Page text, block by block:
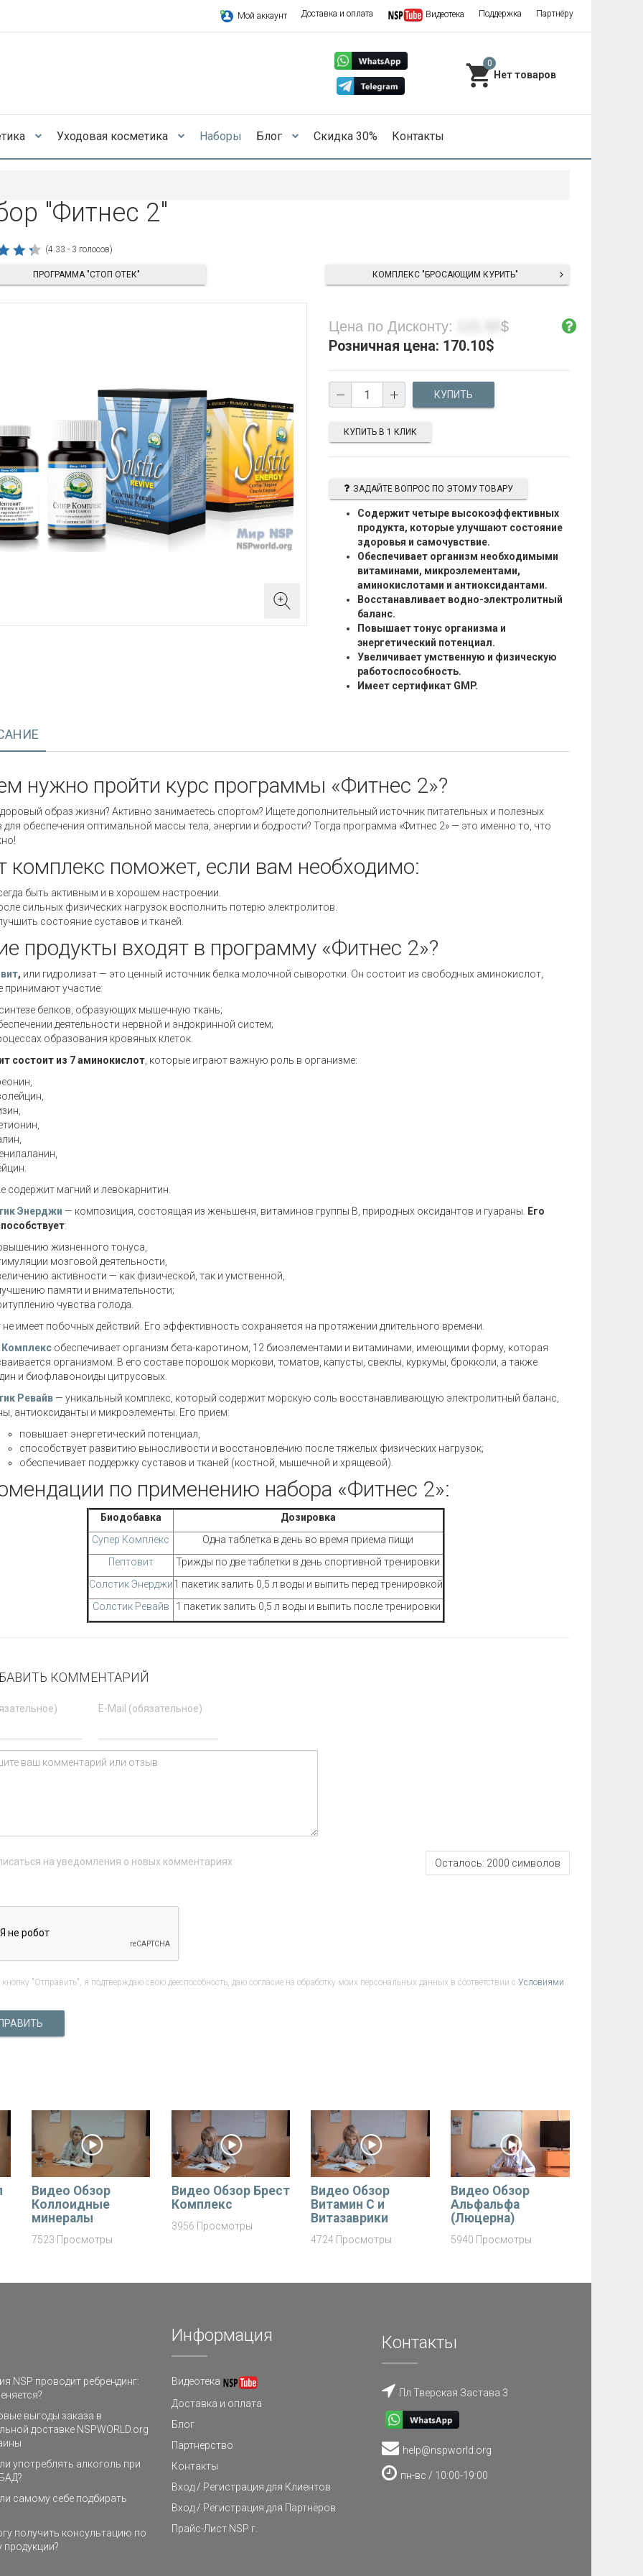
Мой аккаунт Доставка и оплата Видеотека Поддержка Партнёру
0
Уходовая косметика Наборы Блог Скидка 30% Контакты
"Фитнес 2"
(4.33 - 3 голосов)
ПРОГРАММА "СТОП ОТЕК" КОМПЛЕКС "БРОСАЮЩИМ КУРИТЬ"
Цена по Дисконту: 121.50$
Розничная цена: 170.10$
КУПИТЬ В 1 КЛИК
ЗАДАЙТЕ ВОПРОС ПО ЭТОМУ ТОВАРУ
Содержит четыре высокоэффективных
продукта, которые улучшают состояние
здоровья и самочувствие.
Обеспечивает организм необходимыми
витаминами, микроэлементами,
аминокислотами и антиоксидантами.
Восстанавливает водно-электролитный
баланс.
Повышает тонус организма и
энергетический потенциал.
Увеличивает умственную и физическую
работоспособность.
Имеет сертификат GMP.
нужно пройти курс программы «Фитнес 2»?
образ жизни? Активно занимаетесь спортом? Ищете дополнительный источник питательных и полезных
для обеспечения оптимальной массы тела, энергии и бодрости? Тогда программа «Фитнес 2» — это именно то, что
комплекс поможет, если вам необходимо:
быть активным и в хорошем настроении.
сильных физических нагрузок восполнить потерю электролитов.
состояние суставов и тканей.
продукты входят в программу «Фитнес 2»?
, или гидролизат — это ценный источник белка молочной сыворотки. Он состоит из свободных аминокислот,
принимают участие:
белков, образующих мышечную ткань;
деятельности нервной и эндокринной систем;
образования кровяных клеток.
состоит из 7 аминокислот, которые играют важную роль в организме:
содержит магний и левокарнитин.
Энерджи — композиция, состоящая из женьшеня, витаминов группы В, природных оксидантов и гуараны. Его
:
жизненного тонуса,
мозговой деятельности,
активности — как физической, так и умственной,
памяти и внимательности;
чувства голода.
не имеет побочных действий. Его эффективность сохраняется на протяжении длительного времени.
Комплексобеспечивает организм бета-каротином, 12 биоэлементами и витаминами, имеющими форму, которая
организмом. В его составе порошок моркови, томатов, капусты, свеклы, куркумы, брокколи, а также
и биофлавоноиды цитрусовых.
Ревайв— уникальный комплекс, который содержит морскую соль восстанавливающую электролитный баланс,
антиоксиданты и микроэлементы. Его прием:
повышает энергетический потенциал,
способствует развитию выносливости и восстановлению после тяжелых физических нагрузок;
обеспечивает поддержку суставов и тканей (костной, мышечной и хрящевой).
по применению набора «Фитнес 2»:
Биодобавка
Дозировка
Супер Комплекс
Одна таблетка в день во время приема пищи
Пептовит
Трижды по две таблетки в день спортивной тренировки
Солстик Энерджи1 пакетик залить 0,5 л воды и выпить перед тренировкой
Солстик Ревайв
1 пакетик залить 0,5 л воды и выпить после тренировки
КОММЕНТАРИЙ
E-Mail (обязательное)
Осталось: 2000 символов
на уведомления о новых комментариях
"Отправить", я подтверждаю свою дееспособность, даю согласие на обработку моих персональных данных в соответствии с Условиями.
Видео Обзор
Коллоидные
минералы
7523 Просмотры
Видео Обзор Брест
Комплекс
3956 Просмотры
Видео Обзор
Витамин C и
Витазаврики
4724 Просмотры
Видео Обзор
Альфальфа
(Люцерна)
5940 Просмотры
NSP проводит ребрендинг:
выгоды заказа в
доставке NSPWORLD.org
употреблять алкоголь при
самому себе подбирать
получить консультацию по
продукции?
Информация
Видеотека
Доставка и оплата
Блог
Партнерство
Контакты
Вход / Регистрация для Клиентов
Вход / Регистрация для Партнёров
Прайс-Лист NSP г.
Контакты
Пл Тверская Застава 3
help@nspworld.org
пн-вс / 10:00-19:00